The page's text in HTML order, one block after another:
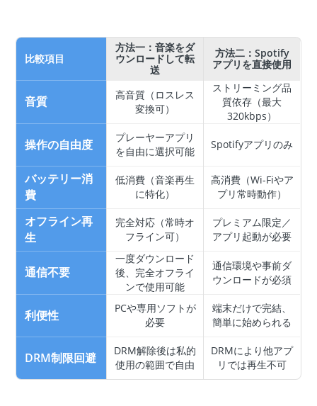
比較項目
方法一：音楽をダ
ウンロードして転
送
方法二：Spotify
アプリを直接使用
音質
高音質（ロスレス
変換可）
ストリーミング品
質依存（最大
320kbps）
操作の自由度
プレーヤーアプリ
を自由に選択可能
Spotifyアプリのみ
バッテリー消
費
低消費（音楽再生
に特化）
高消費（Wi-Fiやア
プリ常時動作）
オフライン再
生
完全対応（常時オ
フライン可）
プレミアム限定／
アプリ起動が必要
通信不要
一度ダウンロード
後、完全オフライ
ンで使用可能
通信環境や事前ダ
ウンロードが必須
利便性
PCや専用ソフトが
必要
端末だけで完結、
簡単に始められる
DRM制限回避
DRM解除後は私的
使用の範囲で自由
DRMにより他アプ
リでは再生不可